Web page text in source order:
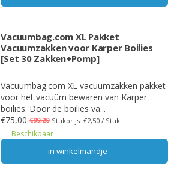
Vacuumbag.com XL Pakket
Vacuumzakken voor Karper Boilies
[Set 30 Zakken+Pomp]
Vacuumbag.com XL vacuumzakken pakket
voor het vacuüm bewaren van Karper
boilies. Door de boilies va...
€75,00 €99,20 Stukprijs: €2,50 / Stuk
Beschikbaar
in winkelmandje